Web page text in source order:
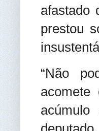
afastado
prestou
“Não
acomete